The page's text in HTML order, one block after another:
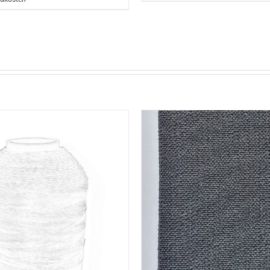
WARENKORB DETAILS AUSFÜHRUNG WÄHLEN